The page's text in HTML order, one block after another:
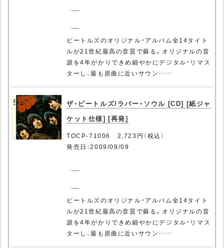
ビートルズのオリジナル・アルバム全14タイト
ルが21世紀最高の音質で蘇る。オリジナルの音
源を4年がかりできめ細やかにデジタル・リマス
ターし、最も原曲に近いサウン……
ザ・ビートルズ/ラバー・ソウル [CD] [紙ジャ
ケット仕様] [再発]
TOCP-71006 2,723円（税込）
発売日：2009/09/09
ビートルズのオリジナル・アルバム全14タイト
ルが21世紀最高の音質で蘇る。オリジナルの音
源を4年がかりできめ細やかにデジタル・リマス
ターし、最も原曲に近いサウン……